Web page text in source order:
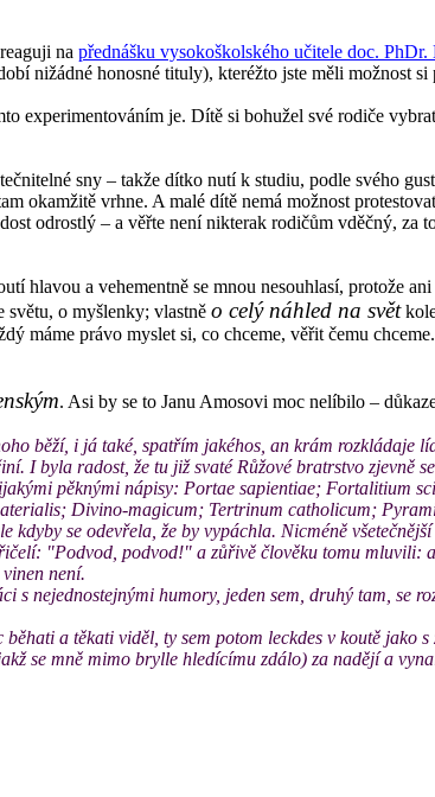
na přednášku vysokoškolského učitele doc.
nižádné honosné tituly), kteréžto jste měli možnost
experimentováním je. Dítě si bohužel své rodiče
sny – takže dítko nutí k studiu, podle svého
okamžitě vrhne. A malé dítě nemá možnost
odrostlý – a věřte není nikterak rodičům vděčný, za
hlavou a vehementně se mnou nesouhlasí, protože
o myšlenky; vlastně o celý náhled na svět
máme právo myslet si, co chceme, věřit čemu
. Asi by se to Janu Amosovi moc nelíbilo –
běží, i já také, spatřím jakéhos, an krám
I byla radost, že tu již svaté Růžové bratrstvo
pěknými nápisy: Portae sapientiae; Fortalitium
Divino-magicum; Tertrinum catholicum;
se odevřela, že by vypáchla. Nicméně
"Podvod, podvod!" a zůřivě člověku tomu
není.
nejednostejnými humory, jeden sem, druhý tam, se
a těkati viděl, ty sem potom leckdes v koutě
se mně mimo brylle hledícímu zdálo) za nadějí a